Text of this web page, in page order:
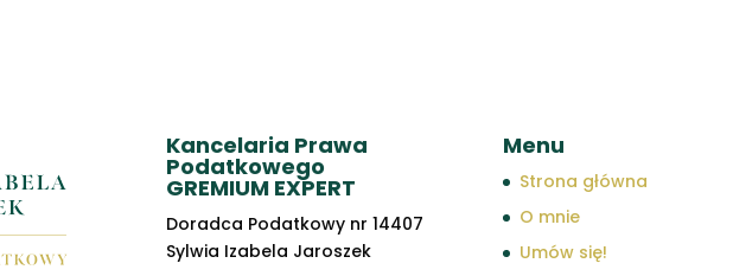
Kancelaria Prawa
Podatkowego
GREMIUM EXPERT
Doradca Podatkowy nr 14407
Sylwia Izabela Jaroszek
Menu
Strona główna
O mnie
Umów się!